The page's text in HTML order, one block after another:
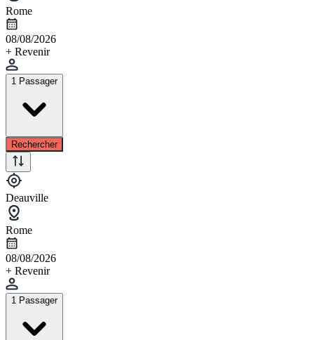
Rome
08/08/2026
+ Revenir
1 Passager
Rechercher
Deauville
Rome
08/08/2026
+ Revenir
1 Passager